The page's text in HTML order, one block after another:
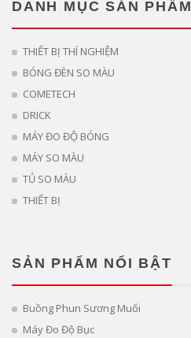
DANH MỤC SẢN PHẨM
THIẾT BỊ THÍ NGHIỆM
BÓNG ĐÈN SO MÀU
COMETECH
DRICK
MÁY ĐO ĐỘ BÓNG
MÁY SO MÀU
TỦ SO MÀU
THIẾT BỊ
SẢN PHẨM NỔI BẬT
Buồng Phun Sương Muối
Máy Đo Độ Bục